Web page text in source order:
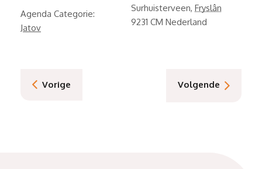
Agenda Categorie:
Jatov
Surhuisterveen, Fryslân
9231 CM Nederland
Vorige Volgende